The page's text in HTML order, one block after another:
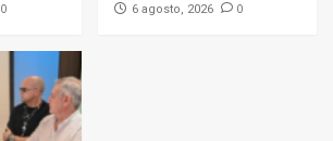
0 6 agosto, 2026 0